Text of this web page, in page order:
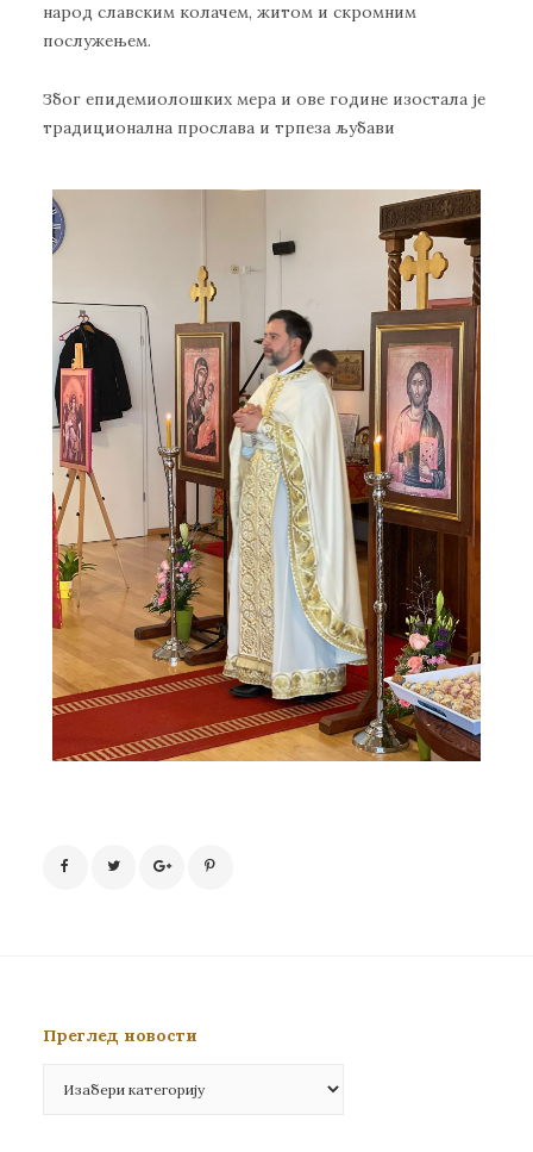
народ славским колачем, житом и скромним
послужењем.
Због епидемиолошких мера и ове године изостала је
традиционална прослава и трпеза љубави
Преглед новости
новости